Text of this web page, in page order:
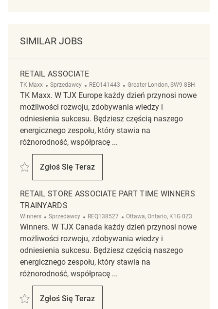
SIMILAR JOBS
RETAIL ASSOCIATE
TK Maxx Kategoria
Sprzedawcy ReqId
REQ141443 Lokalizacja
Greater London, SW9 8BH
TK Maxx. W TJX Europe każdy dzień przynosi nowe
możliwości rozwoju, zdobywania wiedzy i
odniesienia sukcesu. Będziesz częścią naszego
energicznego zespołu, który stawia na
różnorodność, współpracę ...
Zapisać Retail Associate REQ141443
Zgłoś Się Teraz
Retail Associate
RETAIL STORE ASSOCIATE PART TIME WINNERS
TRAINYARDS
Winners Kategoria
Sprzedawcy ReqId
REQ138527 Lokalizacja
Ottawa, Ontario, K1G 0Z3
Winners. W TJX Canada każdy dzień przynosi nowe
możliwości rozwoju, zdobywania wiedzy i
odniesienia sukcesu. Będziesz częścią naszego
energicznego zespołu, który stawia na
różnorodność, współpracę ...
Zapisać Retail Store Associate Part Time Winners Trainyards
Zgłoś Się Teraz
Retail Store Associate Part Time Winners